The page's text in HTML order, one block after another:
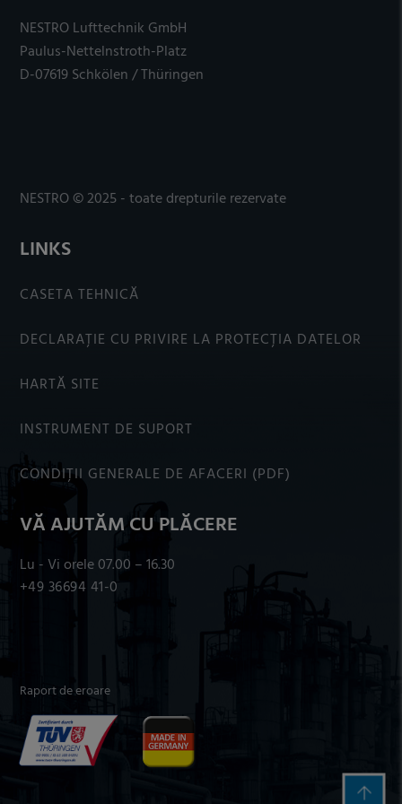
NESTRO Lufttechnik GmbH
Paulus-Nettelnstroth-Platz
D-07619 Schkölen / Thüringen
NESTRO © 2025 - toate drepturile rezervate
LINKS
CASETA TEHNICĂ
DECLARAȚIE CU PRIVIRE LA PROTECȚIA DATELOR
HARTĂ SITE
INSTRUMENT DE SUPORT
CONDIȚII GENERALE DE AFACERI (PDF)
VĂ AJUTĂM CU PLĂCERE
Lu - Vi orele 07.00 – 16.30
+49 36694 41-0
Raport de eroare